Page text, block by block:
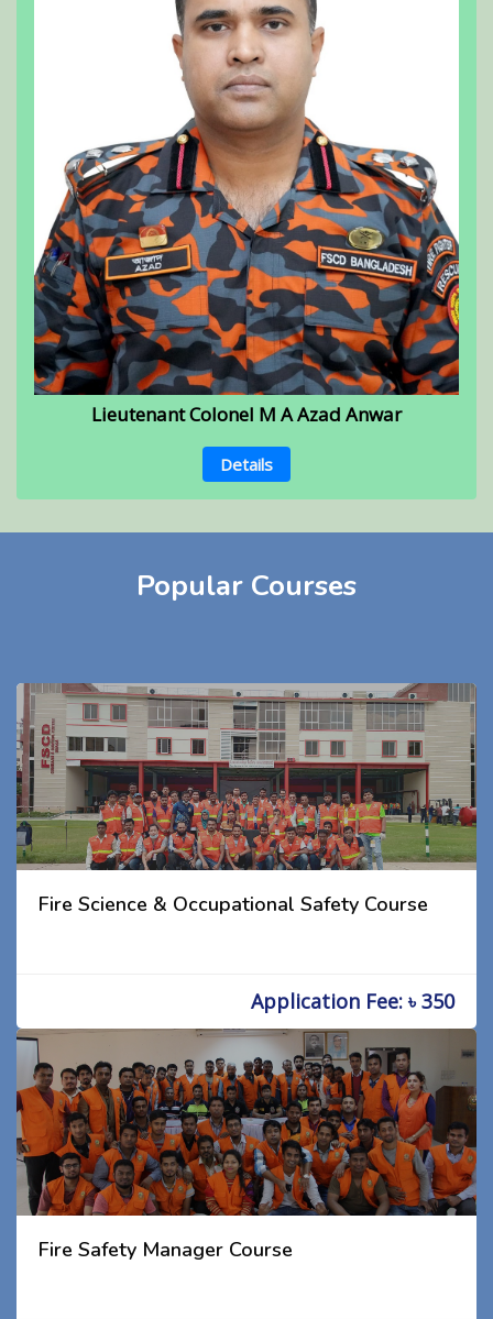
Lieutenant Colonel M A Azad Anwar
Details
Popular Courses
Fire Science & Occupational Safety Course
Application Fee: ৳ 350
Fire Safety Manager Course